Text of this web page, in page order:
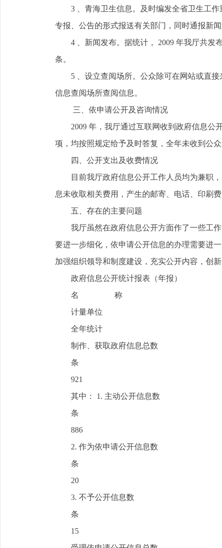
3 、青海卫生信息。及时编发全省卫生工作
专报、公告的形式报送有关部门，同时通报新
4 、新闻发布。据统计， 2009 年我厅共发布
条。
5 、设立查阅场所。公众除可在网站或直接
信息查阅场所查阅信息。
三、依申请公开及咨询情况
2009 年，我厅通过互联网收到政府信息公开
项，均按照规定给予及时答复，全年未收到公
四、公开支出及收费情况
目前我厅政府信息公开工作人员均为兼职，
息未收取相关费用，产生的邮寄、电话、印刷
五、存在的主要问题
我厅虽然在政府信息公开方面作了一些工作
要进一步细化，依申请公开信息的办理需要进
加强组织领导和制度建设，充实公开内容，创
政府信息公开统计报表（年报）
名 称
计量单位
全年统计
制作、获取政府信息总数
条
921
其中： 1. 主动公开信息数
条
886
2. 作为依申请公开信息数
条
20
3. 不予公开信息数
条
15